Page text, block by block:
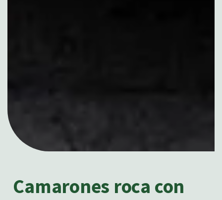
Camarones roca con